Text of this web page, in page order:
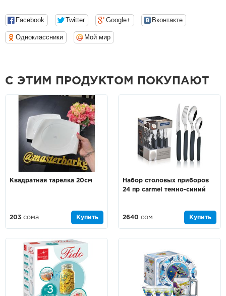
Facebook Twitter Google+ Вконтакте
Одноклассники Мой мир
С ЭТИМ ПРОДУКТОМ ПОКУПАЮТ
Квадратная тарелка 20см
203 сома Купить
Набор столовых приборов
24 пр carmel темно-синий
2640 сом Купить